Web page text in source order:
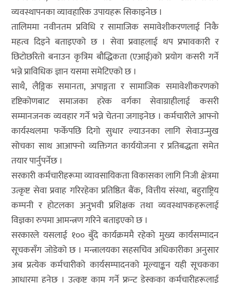
व्यवस्थापनका व्यावहारिक उपायहरू सिकाइनेछ ।
तालिममा नवीनतम प्रविधि र सामाजिक समावेशीकरणलाई निकै
महत्व दिइने बताइएको छ । सेवा प्रवाहलाई थप प्रभावकारी र
छिटोछरितो बनाउन कृत्रिम बौद्धिकता (एआई)को प्रयोग कसरी गर्ने
भन्ने प्राविधिक ज्ञान यसमा समेटिएको छ ।
साथै, लैङ्गिक समानता, अपाङ्गता र सामाजिक समावेशीकरणको
दृष्टिकोणबाट समाजका हरेक वर्गका सेवाग्राहीलाई कसरी
सम्मानजनक व्यवहार गर्ने भन्ने चेतना जगाइनेछ । कर्मचारीले आफ्नो
कार्यस्थलमा फर्केपछि दिगो सुधार ल्याउनका लागि सेवाउन्मुख
सोचका साथ आआफ्नो व्यक्तिगत कार्ययोजना र प्रतिबद्धता समेत
तयार पार्नुपर्नेछ ।
सरकारी कर्मचारीहरूमा व्यावसायिकता विकासका लागि निजी क्षेत्रमा
उत्कृष्ट सेवा प्रवाह गरिरहेका प्रतिष्ठित बैंक, वित्तीय संस्था, बहुराष्ट्रिय
कम्पनी र होटलका अनुभवी प्रशिक्षक तथा व्यवस्थापकहरूलाई
विज्ञका रुपमा आमन्त्रण गरिने बताइएको छ ।
सरकारले यसलाई १०० बुँदे कार्यक्रममै रहेको मुख्य कार्यसम्पादन
सूचकसँग जोडेको छ । मन्त्रालयका सहसचिव अधिकारीका अनुसार
अब प्रत्येक कर्मचारीको कार्यसम्पादनको मूल्याङ्कन यही सूचकका